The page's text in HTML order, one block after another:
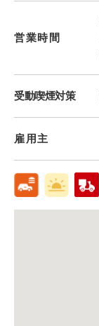
営業時間
受動喫煙対策
雇用主